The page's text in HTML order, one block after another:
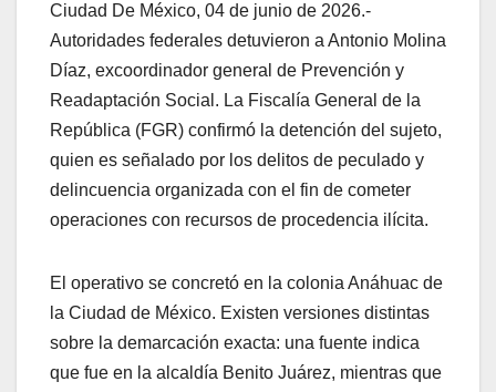
Ciudad De México, 04 de junio de 2026.-
Autoridades federales detuvieron a Antonio Molina
Díaz, excoordinador general de Prevención y
Readaptación Social. La Fiscalía General de la
República (FGR) confirmó la detención del sujeto,
quien es señalado por los delitos de peculado y
delincuencia organizada con el fin de cometer
operaciones con recursos de procedencia ilícita.
El operativo se concretó en la colonia Anáhuac de
la Ciudad de México. Existen versiones distintas
sobre la demarcación exacta: una fuente indica
que fue en la alcaldía Benito Juárez, mientras que